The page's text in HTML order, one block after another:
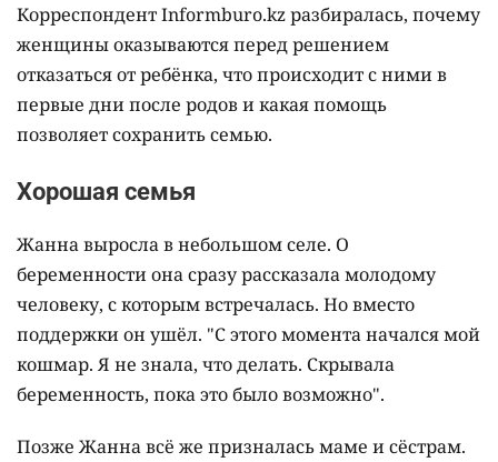
Корреспондент Informburo.kz разбиралась, почему
женщины оказываются перед решением
отказаться от ребёнка, что происходит с ними в
первые дни после родов и какая помощь
позволяет сохранить семью.
Хорошая семья
Жанна выросла в небольшом селе. О
беременности она сразу рассказала молодому
человеку, с которым встречалась. Но вместо
поддержки он ушёл. "С этого момента начался мой
кошмар. Я не знала, что делать. Скрывала
беременность, пока это было возможно".
Позже Жанна всё же призналась маме и сёстрам.